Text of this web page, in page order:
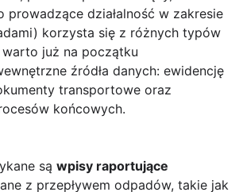
prowadzące działalność w zakresie
korzysta się z różnych typów
już na początku
źródła danych: ewidencję
transportowe oraz
końcowych.
są wpisy raportujące
z przepływem odpadów, takie jak